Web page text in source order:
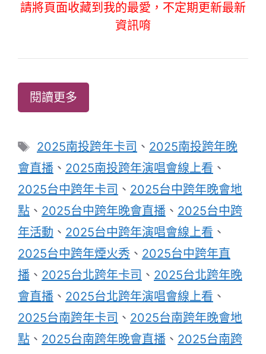
請將頁面收藏到我的最愛，不定期更新最新
資訊唷
閱讀更多
標
籤
2025南投跨年卡司 、 2025南投跨年晚
會直播 、 2025南投跨年演唱會線上看 、
2025台中跨年卡司 、 2025台中跨年晚會地
點 、 2025台中跨年晚會直播 、 2025台中跨
年活動 、 2025台中跨年演唱會線上看 、
2025台中跨年煙火秀 、 2025台中跨年直
播 、 2025台北跨年卡司 、 2025台北跨年晚
會直播 、 2025台北跨年演唱會線上看 、
2025台南跨年卡司 、 2025台南跨年晚會地
點 、 2025台南跨年晚會直播 、 2025台南跨